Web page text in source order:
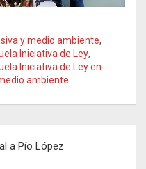
y medio ambiente,
Iniciativa de Ley,
Iniciativa de Ley en
ambiente
a Pío López